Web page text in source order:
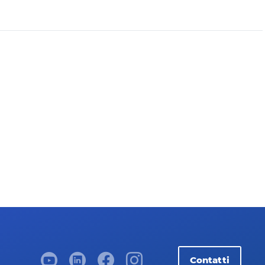
Contatti